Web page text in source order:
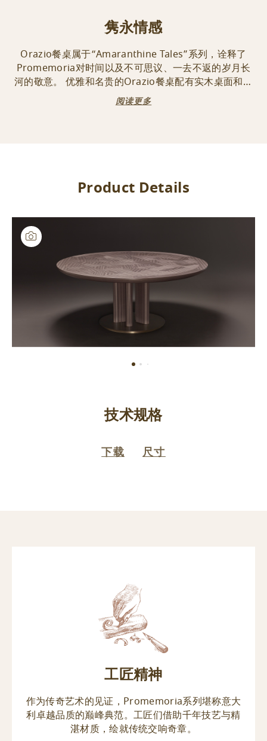
隽永情感
Orazio餐桌属于“Amaranthine Tales”系列，诠释了
Promemoria对时间以及不可思议、一去不返的岁月长
河的敬意。 优雅和名贵的Orazio餐桌配有实木桌面和支
腿，备有不同木质可供选择，青铜底座。桌面直径为180
厘米，饰有方形格纹或条纹嵌花图案。 这款餐桌搭配直
阅读更多
Product Details
技术规格
下载 尺寸
工匠精神
作为传奇艺术的见证，Promemoria系列堪称意大
利卓越品质的巅峰典范。工匠们借助千年技艺与精
湛材质，绘就传统交响奇章。